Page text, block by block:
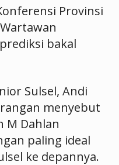
Provinsi
bakal
Sulsel, Andi
menyebut
M Dahlan
paling ideal
ke depannya.